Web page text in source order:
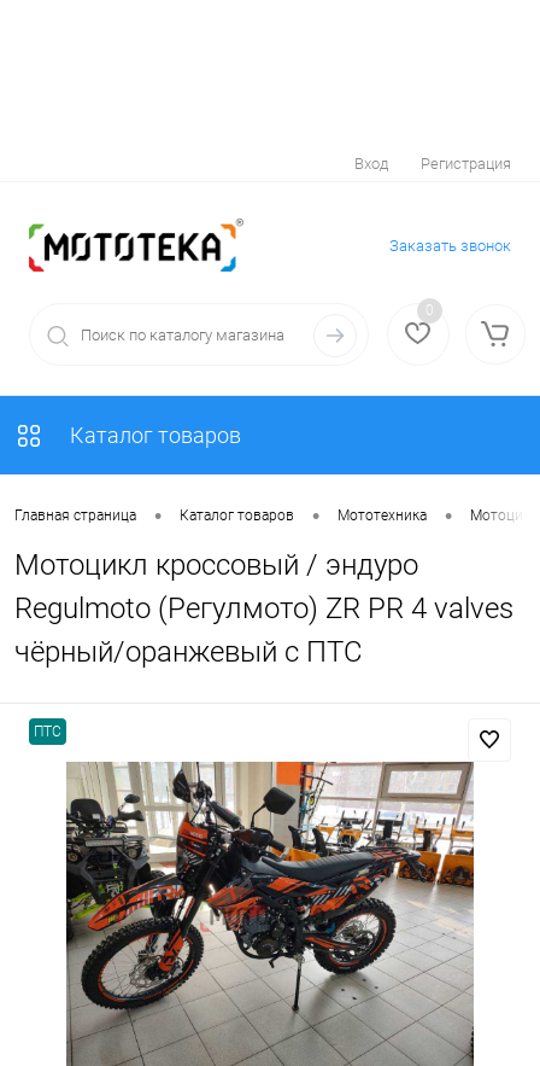
Вход Регистрация
Заказать звонок
0
Каталог товаров
Главная страница • Каталог товаров • Мототехника •
Мотоцикл кроссовый / эндуро
Regulmoto (Регулмото) ZR PR 4 valves
чёрный/оранжевый с ПТС
ПТС